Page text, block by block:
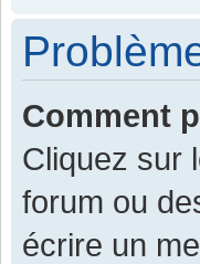
Comment
Cliquez sur
forum ou
écrire un